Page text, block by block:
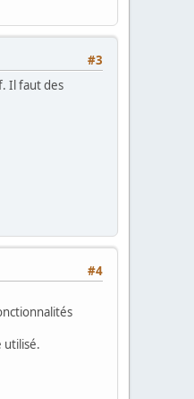
#3
Il faut des
#4
utilisé.